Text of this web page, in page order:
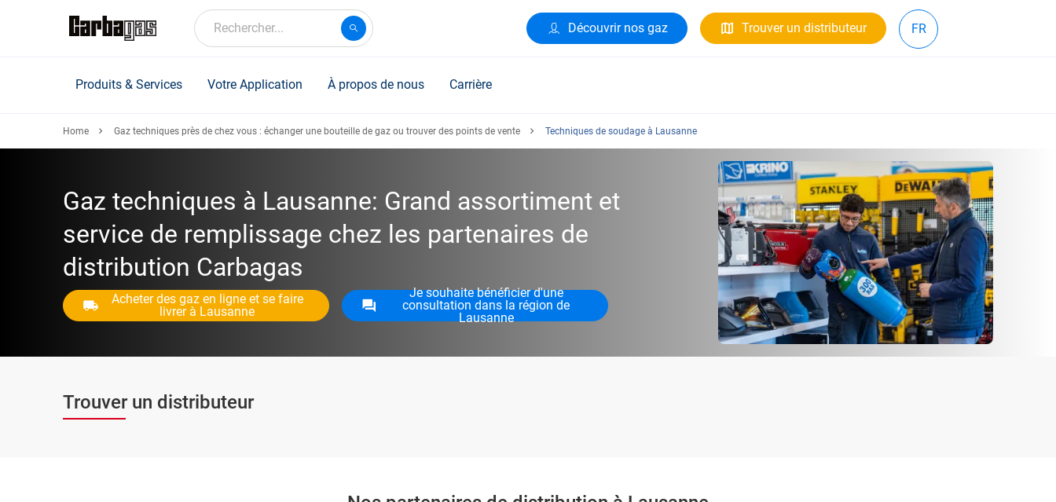
Rechercher... Découvrir nos gaz Trouver un distributeur FR
Produits & Services Votre Application À propos de nous Carrière
Home Gaz techniques près de chez vous : échanger une bouteille de gaz ou trouver des points de vente Techniques de soudage à Lausanne
Gaz techniques à Lausanne: Grand assortiment et
service de remplissage chez les partenaires de
distribution Carbagas
Acheter des gaz en ligne et se faire
livrer à Lausanne
Je souhaite bénéficier d'une
consultation dans la région de
Lausanne
Trouver un distributeur